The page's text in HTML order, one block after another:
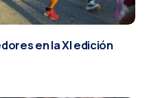
en la XI edición